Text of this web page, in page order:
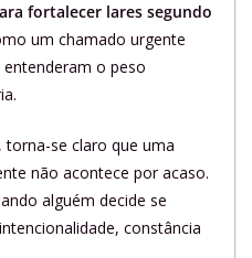
fortalecer lares segundo
um chamado urgente
o peso
se claro que uma
não acontece por acaso.
alguém decide se
constância